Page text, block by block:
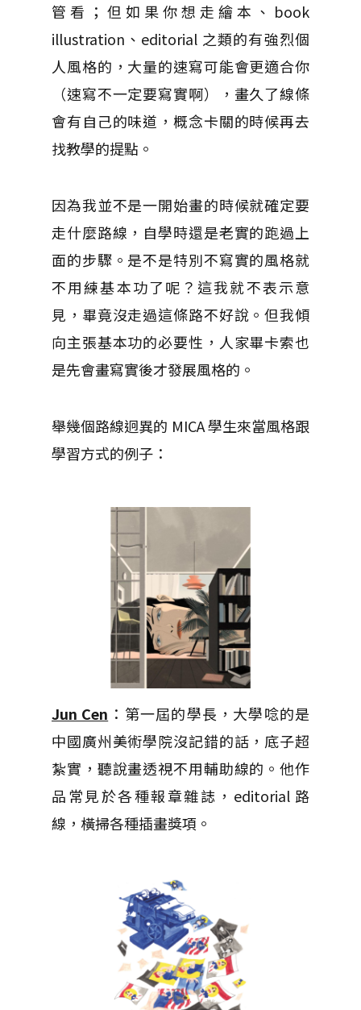
管看；但如果你想走繪本、book
illustration、editorial 之類的有強烈個
人風格的，大量的速寫可能會更適合你
（速寫不一定要寫實啊），畫久了線條
會有自己的味道，概念卡關的時候再去
找教學的提點。
因為我並不是一開始畫的時候就確定要
走什麼路線，自學時還是老實的跑過上
面的步驟。是不是特別不寫實的風格就
不用練基本功了呢？這我就不表示意
見，畢竟沒走過這條路不好說。但我傾
向主張基本功的必要性，人家畢卡索也
是先會畫寫實後才發展風格的。
舉幾個路線迥異的 MICA 學生來當風格跟
學習方式的例子：
Jun Cen ：第一屆的學長，大學唸的是
中國廣州美術學院沒記錯的話，底子超
紮實，聽說畫透視不用輔助線的。他作
品常見於各種報章雜誌，editorial 路
線，橫掃各種插畫獎項。